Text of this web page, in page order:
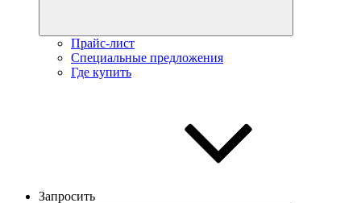
Прайс-лист
Специальные предложения
Где купить
Запросить